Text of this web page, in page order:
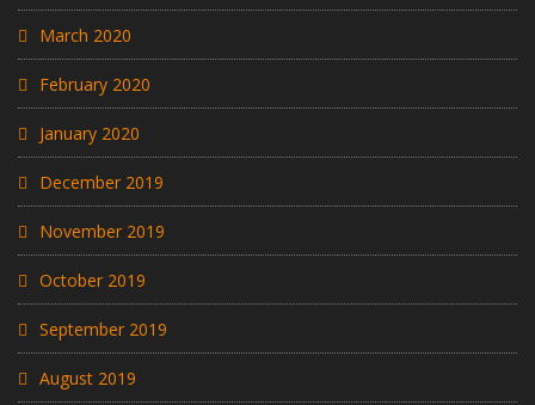
March 2020
February 2020
January 2020
December 2019
November 2019
October 2019
September 2019
August 2019